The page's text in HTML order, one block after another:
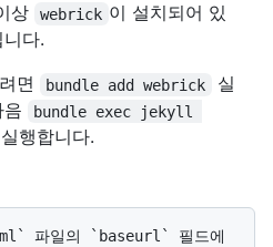
상
webrick 이 설치되어 있
다.
면
bundle add webrick
실
bundle exec jekyll
행합니다.